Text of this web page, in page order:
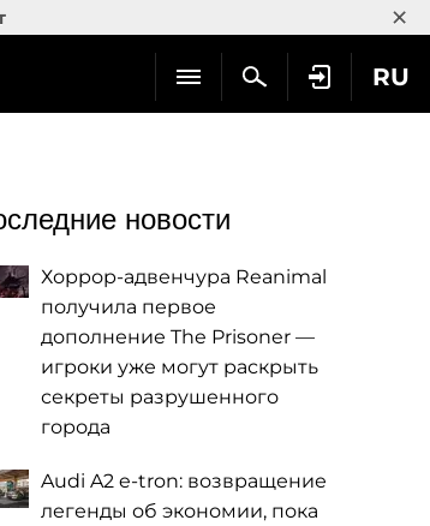
×
RU
новости
Хоррор-адвенчура Reanimal
получила первое
дополнение The Prisoner —
игроки уже могут раскрыть
секреты разрушенного
города
Audi A2 e-tron: возвращение
легенды об экономии, пока